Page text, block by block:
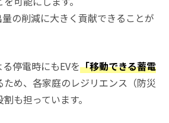
量の削減に大きく貢献できることが
停電時にもEVを「移動できる蓄電
ため、各家庭のレジリエンス（防災
も担っています。